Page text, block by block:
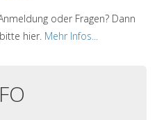
oder Fragen? Dann
hier. Mehr Infos...